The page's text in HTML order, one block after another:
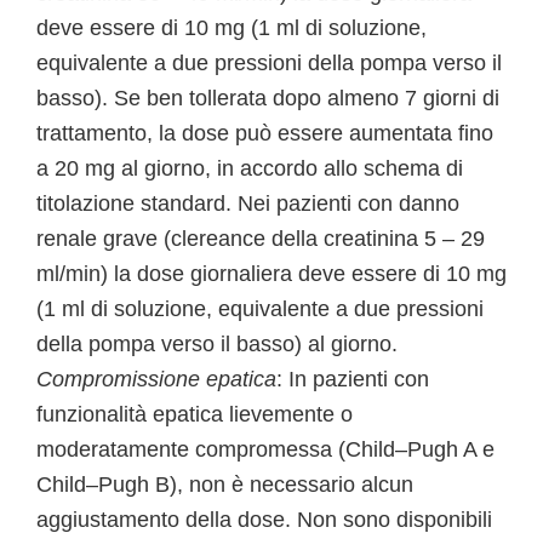
deve essere di 10 mg (1 ml di soluzione,
equivalente a due pressioni della pompa verso il
basso). Se ben tollerata dopo almeno 7 giorni di
trattamento, la dose può essere aumentata fino
a 20 mg al giorno, in accordo allo schema di
titolazione standard. Nei pazienti con danno
renale grave (clereance della creatinina 5 – 29
ml/min) la dose giornaliera deve essere di 10 mg
(1 ml di soluzione, equivalente a due pressioni
della pompa verso il basso) al giorno.
Compromissione epatica: In pazienti con
funzionalità epatica lievemente o
moderatamente compromessa (Child–Pugh A e
Child–Pugh B), non è necessario alcun
aggiustamento della dose. Non sono disponibili